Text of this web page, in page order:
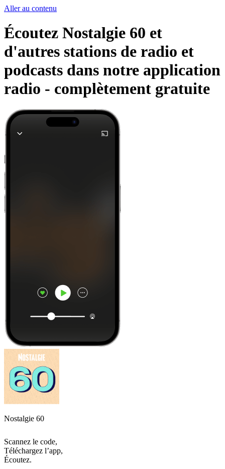
Aller au contenu
Écoutez Nostalgie 60 et
d'autres stations de radio et
podcasts dans notre application
radio - complètement gratuite
Nostalgie 60
Scannez le code,
Téléchargez l’app,
Écoutez.